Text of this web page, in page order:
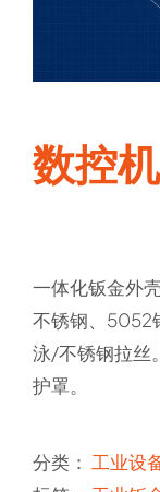
数控
一体化钣金外
不锈钢、5052
泳/不锈钢拉丝
护罩。
分类： 工业设